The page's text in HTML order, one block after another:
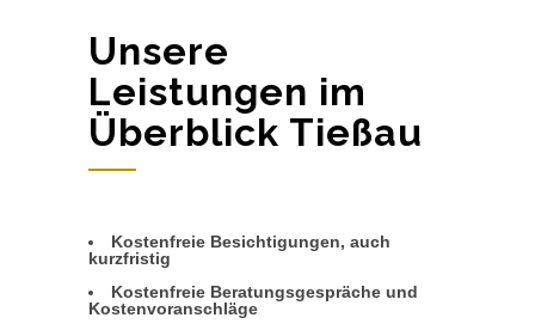
Unsere
Leistungen im
Überblick Tießau
Kostenfreie Besichtigungen, auch
kurzfristig
Kostenfreie Beratungsgespräche und
Kostenvoranschläge